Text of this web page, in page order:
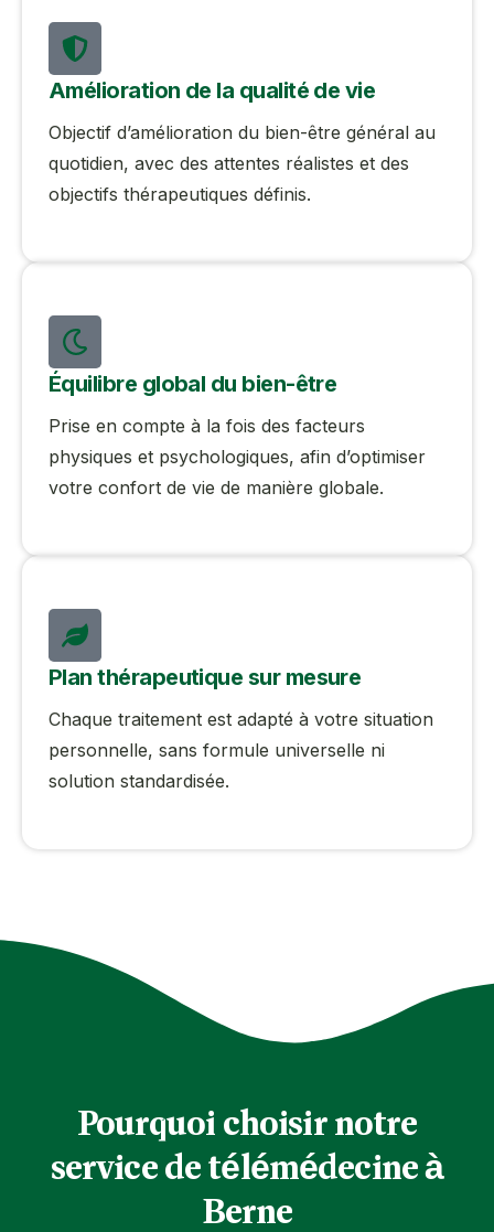
Amélioration de la qualité de vie
Objectif d’amélioration du bien-être général au
quotidien, avec des attentes réalistes et des
objectifs thérapeutiques définis.
Équilibre global du bien-être
Prise en compte à la fois des facteurs
physiques et psychologiques, afin d’optimiser
votre confort de vie de manière globale.
Plan thérapeutique sur mesure
Chaque traitement est adapté à votre situation
personnelle, sans formule universelle ni
solution standardisée.
Pourquoi choisir notre
service de télémédecine à
Berne